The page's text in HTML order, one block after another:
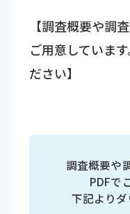
【調査概要や調
ご用意していま
ださい】
調査概要や
PDFで
下記よりダ